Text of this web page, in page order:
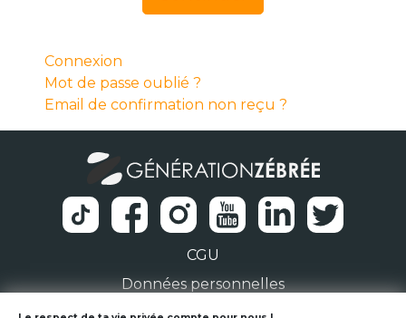
Connexion
Mot de passe oublié ?
Email de confirmation non reçu ?
CGU
Données personnelles